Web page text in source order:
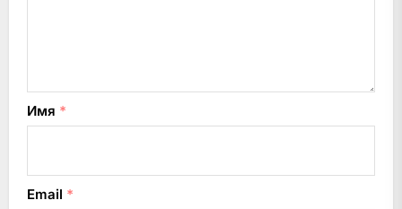
Имя *
Email *